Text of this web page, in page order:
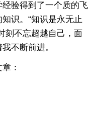
验得到了一个质的飞
识。“知识是永无止
刻不忘超越自己，面
不断前进。
：